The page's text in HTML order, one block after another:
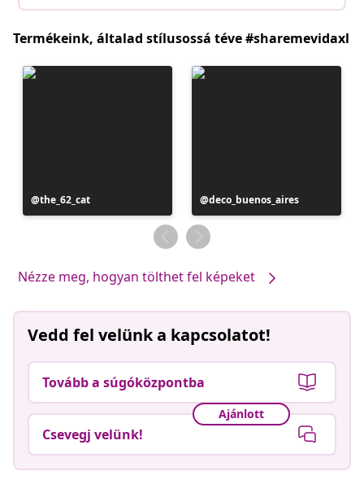
Termékeink, általad stílusossá téve #sharemevidaxl
Bejegyzés
közzétevője
the_62_cat
Bejegyzés
közzétevője
deco_buenos_aires
Nézze meg, hogyan tölthet fel képeket
Vedd fel velünk a kapcsolatot!
Tovább a súgóközpontba
Ajánlott
Csevegj velünk!